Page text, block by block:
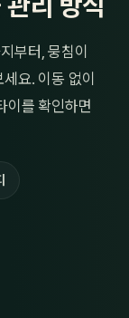
부터, 뭉침이
요. 이동 없이
이를 확인하면